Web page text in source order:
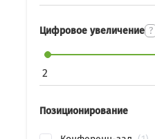
Цифровое увеличение ?
2
Позиционирование